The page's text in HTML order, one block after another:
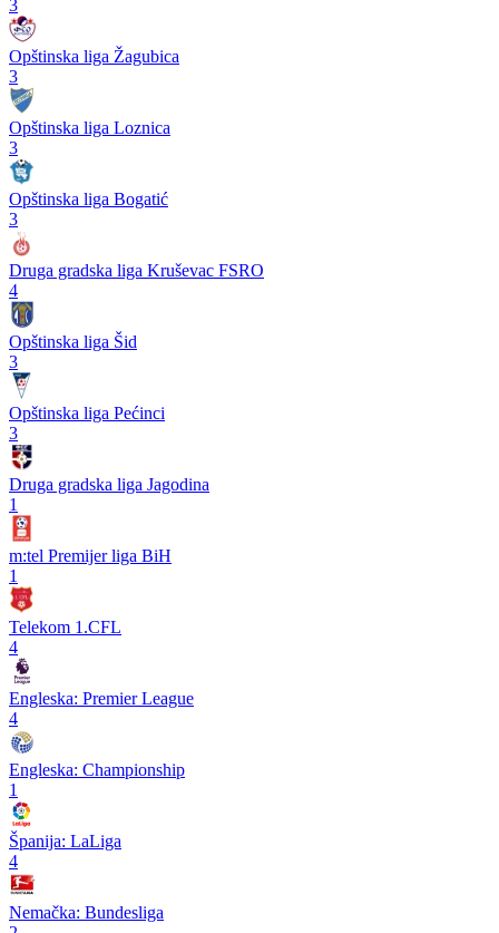
3
Opštinska liga Žagubica
3
Opštinska liga Loznica
3
Opštinska liga Bogatić
3
Druga gradska liga Kruševac FSRO
4
Opštinska liga Šid
3
Opštinska liga Pećinci
3
Druga gradska liga Jagodina
1
m:tel Premijer liga BiH
1
Telekom 1.CFL
4
Engleska: Premier League
4
Engleska: Championship
1
Španija: LaLiga
4
Nemačka: Bundesliga